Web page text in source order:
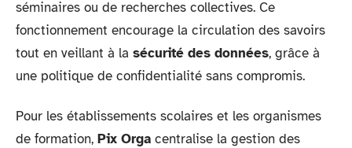
séminaires ou de recherches collectives. Ce
fonctionnement encourage la circulation des savoirs
tout en veillant à la sécurité des données, grâce à
une politique de confidentialité sans compromis.
Pour les établissements scolaires et les organismes
de formation, Pix Orga centralise la gestion des